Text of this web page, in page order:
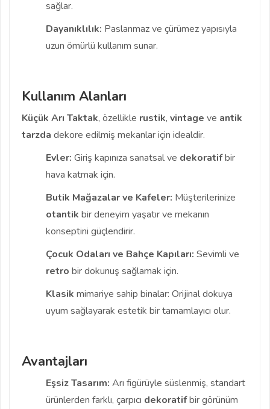
sağlar.
Dayanıklılık: Paslanmaz ve çürümez yapısıyla
uzun ömürlü kullanım sunar.
Kullanım Alanları
Küçük Arı Taktak, özellikle rustik, vintage ve antik
tarzda dekore edilmiş mekanlar için idealdir.
Evler: Giriş kapınıza sanatsal ve dekoratifbir
hava katmak için.
Butik Mağazalar ve Kafeler: Müşterilerinize
otantik bir deneyim yaşatır ve mekanın
konseptini güçlendirir.
Çocuk Odaları ve Bahçe Kapıları: Sevimli ve
retro bir dokunuş sağlamak için.
Klasik mimariye sahip binalar: Orijinal dokuya
uyum sağlayarak estetik bir tamamlayıcı olur.
Avantajları
Eşsiz Tasarım: Arı figürüyle süslenmiş, standart
ürünlerden farklı, çarpıcı dekoratifbir görünüm